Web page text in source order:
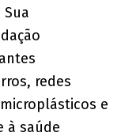
redes
e
à saúde